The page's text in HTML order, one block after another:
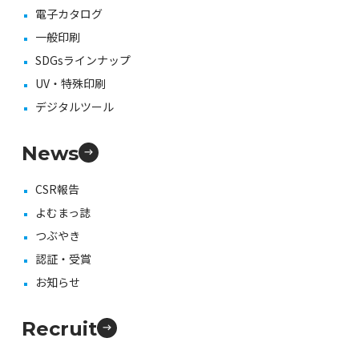
電子カタログ
一般印刷
SDGsラインナップ
UV・特殊印刷
デジタルツール
News
CSR報告
よむまっ誌
つぶやき
認証・受賞
お知らせ
Recruit